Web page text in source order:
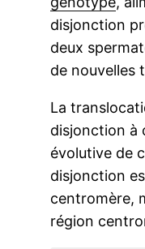
disjonction
deux
de nouvelles
La
disjonction à
évolutive de
disjonction
centromère,
région